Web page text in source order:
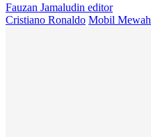
Fauzan Jamaludin editor
Cristiano Ronaldo Mobil Mewah